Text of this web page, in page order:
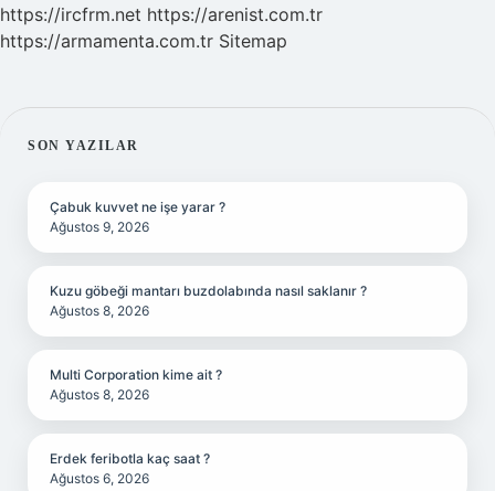
https://ircfrm.net https://arenist.com.tr
https://armamenta.com.tr Sitemap
SIDEBAR
SON YAZILAR
Çabuk kuvvet ne işe yarar ?
Ağustos 9, 2026
Kuzu göbeği mantarı buzdolabında nasıl saklanır ?
Ağustos 8, 2026
Multi Corporation kime ait ?
Ağustos 8, 2026
Erdek feribotla kaç saat ?
Ağustos 6, 2026